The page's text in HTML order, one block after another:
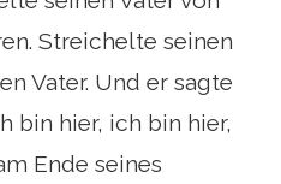
Streichelte seinen
Vater. Und er sagte
bin hier, ich bin hier,
Ende seines